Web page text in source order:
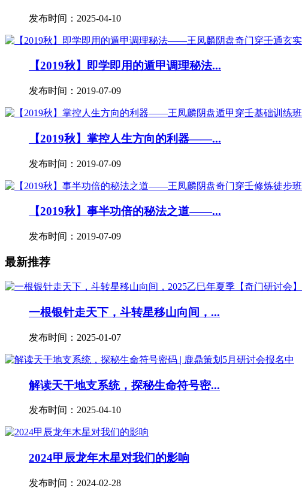
发布时间：2025-04-10
【2019秋】即学即用的遁甲调理秘法...
发布时间：2019-07-09
【2019秋】掌控人生方向的利器——...
发布时间：2019-07-09
【2019秋】事半功倍的秘法之道——...
发布时间：2019-07-09
最新推荐
一根银针走天下，斗转星移山向间，...
发布时间：2025-01-07
解读天干地支系统，探秘生命符号密...
发布时间：2025-04-10
2024甲辰龙年木星对我们的影响
发布时间：2024-02-28